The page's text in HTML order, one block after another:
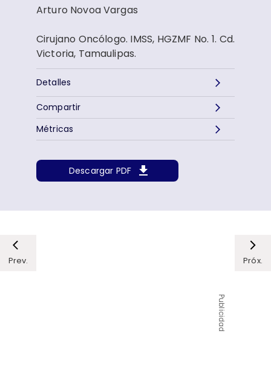
Arturo Novoa Vargas
Cirujano Oncólogo. IMSS, HGZMF No. 1. Cd.
Victoria, Tamaulipas.
Detalles
Descargar PDF
Métricas
Compartir
Prev. Próx.
Publicidad